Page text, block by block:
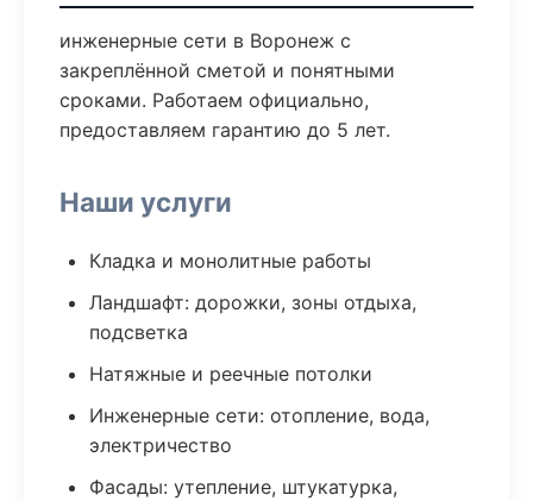
инженерные сети в Воронеж с
закреплённой сметой и понятными
сроками. Работаем официально,
предоставляем гарантию до 5 лет.
Наши услуги
Кладка и монолитные работы
Ландшафт: дорожки, зоны отдыха,
подсветка
Натяжные и реечные потолки
Инженерные сети: отопление, вода,
электричество
Фасады: утепление, штукатурка,